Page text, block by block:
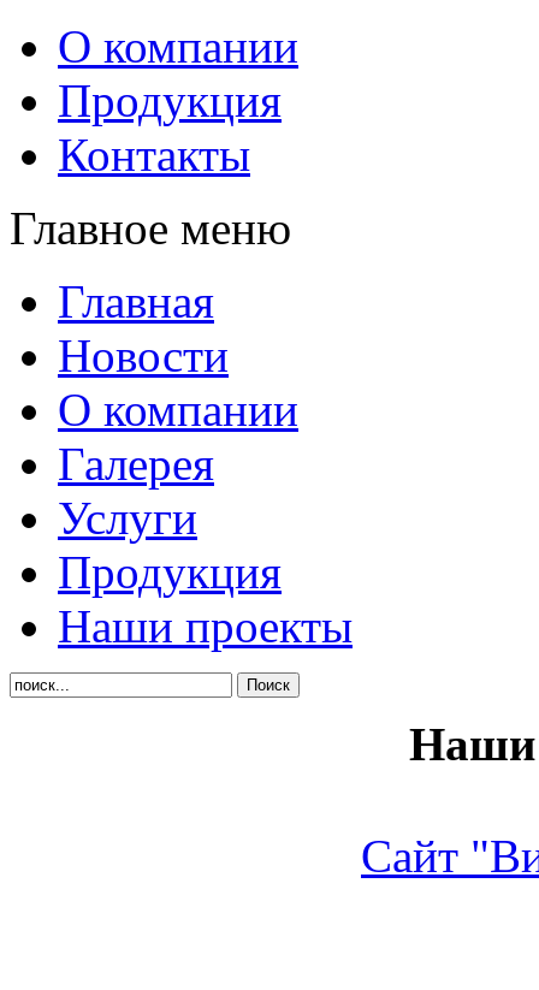
О компании
Продукция
Контакты
Главное меню
Главная
Новости
О компании
Галерея
Услуги
Продукция
Наши проекты
Наши
Сайт